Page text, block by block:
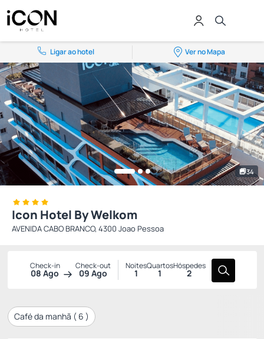
Ligar ao hotel Ver no Mapa
34
Icon Hotel By Welkom
AVENIDA CABO BRANCO, 4300 Joao Pessoa
Check-in
08 Ago
Check-out
09 Ago
Noites
1
Quartos
1
Hóspedes
2
Café da manhã ( 6 )